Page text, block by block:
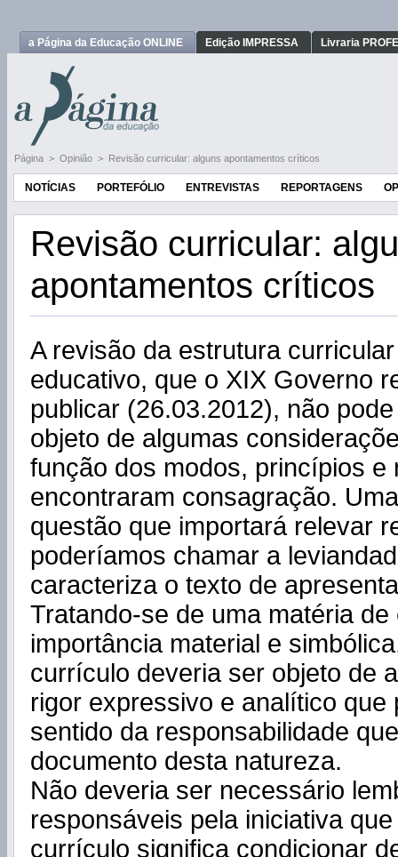
a Página da Educação ONLINE Edição IMPRESSA Livraria
Página > Opinião > Revisão curricular: alguns apontamentos críticos
NOTÍCIAS PORTEFÓLIO ENTREVISTAS REPORTAGENS
Revisão curricular:
apontamentos críticos
A revisão da estrutura
educativo, que o XIX Governo
publicar (26.03.2012), não
objeto de algumas
função dos modos, princípios e
encontraram consagração.
questão que importará relevar
poderíamos chamar a
caracteriza o texto de
Tratando-se de uma matéria de
importância material e
currículo deveria ser objeto de
rigor expressivo e analítico que
sentido da responsabilidade
documento desta natureza.
Não deveria ser necessário
responsáveis pela iniciativa
currículo significa condicionar